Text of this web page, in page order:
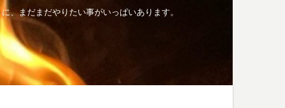
、まだまだやりたい事がいっぱいあります。